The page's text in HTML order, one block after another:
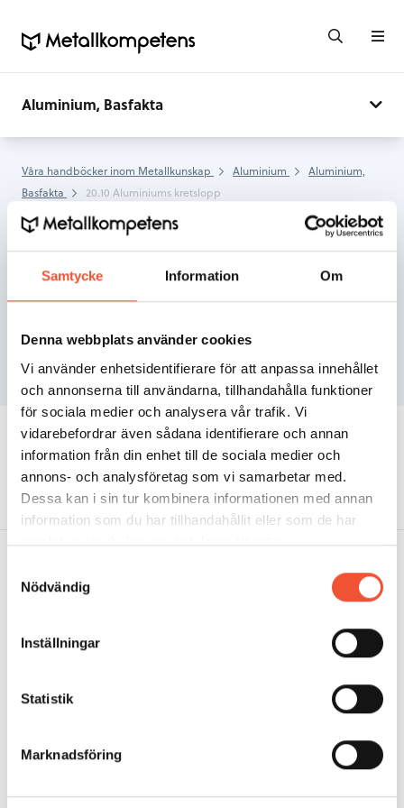
Samtycke Information Om
Denna webbplats använder cookies
Vi använder enhetsidentifierare för att anpassa innehållet
och annonserna till användarna, tillhandahålla funktioner
för sociala medier och analysera vår trafik. Vi
vidarebefordrar även sådana identifierare och annan
information från din enhet till de sociala medier och
annons- och analysföretag som vi samarbetar med.
Dessa kan i sin tur kombinera informationen med annan
information som du har tillhandahållit eller som de har
samlat in när du har använt deras tjänster.
Nödvändig
Inställningar
Statistik
Marknadsföring
Aluminium, Basfakta
Våra handböcker inom Metallkunskap Aluminium
Aluminium,
Basfakta
20.10 Aluminiums kretslopp
20.10 Aluminiums
kretslopp
INNEHÅLLSFÖRTECKNING